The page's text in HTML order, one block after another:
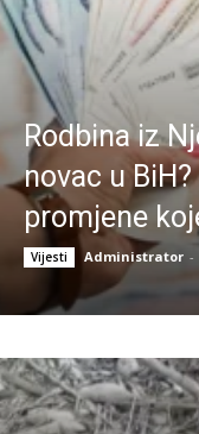
Rodbina iz
novac u
promjene
Vijesti Administrator -